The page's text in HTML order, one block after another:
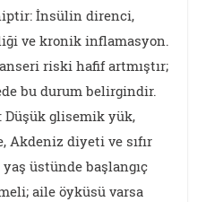
İnsülin direnci,
ve kronik inflamasyon.
riski hafif artmıştır;
bu durum belirgindir.
Düşük glisemik yük,
Akdeniz diyeti ve sıfır
üstünde başlangıç
aile öyküsü varsa